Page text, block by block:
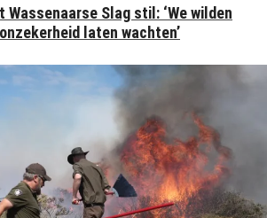
Slag stil: ‘We wilden
laten wachten’